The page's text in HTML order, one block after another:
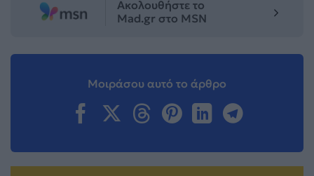
Ακολουθήστε το
Mad.gr στο MSN
Μοιράσου αυτό το άρθρο